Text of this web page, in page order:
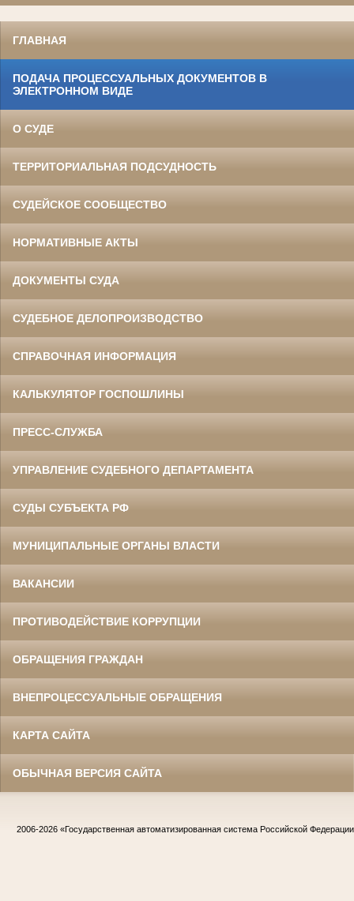
ГЛАВНАЯ
ПОДАЧА ПРОЦЕССУАЛЬНЫХ ДОКУМЕНТОВ В
ЭЛЕКТРОННОМ ВИДЕ
О СУДЕ
ТЕРРИТОРИАЛЬНАЯ ПОДСУДНОСТЬ
СУДЕЙСКОЕ СООБЩЕСТВО
НОРМАТИВНЫЕ АКТЫ
ДОКУМЕНТЫ СУДА
СУДЕБНОЕ ДЕЛОПРОИЗВОДСТВО
СПРАВОЧНАЯ ИНФОРМАЦИЯ
КАЛЬКУЛЯТОР ГОСПОШЛИНЫ
ПРЕСС-СЛУЖБА
УПРАВЛЕНИЕ СУДЕБНОГО ДЕПАРТАМЕНТА
СУДЫ СУБЪЕКТА РФ
МУНИЦИПАЛЬНЫЕ ОРГАНЫ ВЛАСТИ
ВАКАНСИИ
ПРОТИВОДЕЙСТВИЕ КОРРУПЦИИ
ОБРАЩЕНИЯ ГРАЖДАН
ВНЕПРОЦЕССУАЛЬНЫЕ ОБРАЩЕНИЯ
КАРТА САЙТА
ОБЫЧНАЯ ВЕРСИЯ САЙТА
2006-2026 «Государственная автоматизированная система Российской